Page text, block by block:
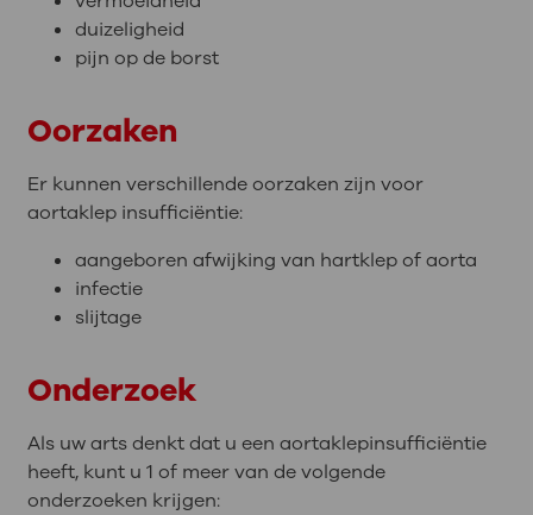
duizeligheid
pijn op de borst
Oorzaken
Er kunnen verschillende oorzaken zijn voor
aortaklep insufficiëntie:
aangeboren afwijking van hartklep of aorta
infectie
slijtage
Onderzoek
Als uw arts denkt dat u een aortaklepinsufficiëntie
heeft, kunt u 1 of meer van de volgende
onderzoeken krijgen: